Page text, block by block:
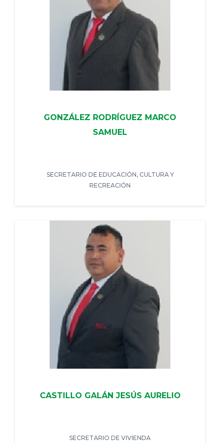
GONZÁLEZ RODRÍGUEZ MARCO
SAMUEL
SECRETARIO DE EDUCACIÓN, CULTURA Y
RECREACIÓN
CASTILLO GALÁN JESÚS AURELIO
SECRETARIO DE VIVIENDA